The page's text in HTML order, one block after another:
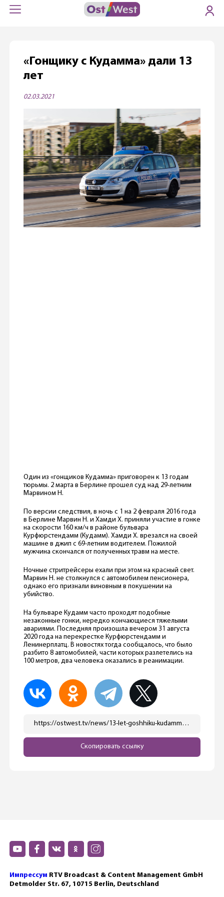
«Гонщику с Кудамма» дали 13
лет
02.03.2021
Один из «гонщиков Кудамма» приговорен к 13 годам
тюрьмы. 2 марта в Берлине прошел суд над 29-летним
Марвином Н.
По версии следствия, в ночь с 1 на 2 февраля 2016 года
в Берлине Марвин Н. и Хамди Х. приняли участие в гонке
на скорости 160 км/ч в районе бульвара
Курфюрстендамм (Кудамм). Хамди Х. врезался на своей
машине в джип с 69-летним водителем. Пожилой
мужчина скончался от полученных травм на месте.
Ночные стритрейсеры ехали при этом на красный свет.
Марвин Н. не столкнулся с автомобилем пенсионера,
однако его признали виновным в покушении на
убийство.
На бульваре Кудамм часто проходят подобные
незаконные гонки, нередко кончающиеся тяжелыми
авариями. Последняя произошла вечером 31 августа
2020 года на перекрестке Курфюрстендамм и
Ленинерплатц. В новостях тогда сообщалось, что было
разбито 8 автомобилей, части которых разлетелись на
100 метров, два человека оказались в реанимации.
https://ostwest.tv/news/13-let-goshhiku-kudamma-sud-oglasil-prigovor/
Скопировать ссылку
Импрессум RTV Broadcast & Content Management GmbH
Detmolder Str. 67, 10715 Berlin, Deutschland